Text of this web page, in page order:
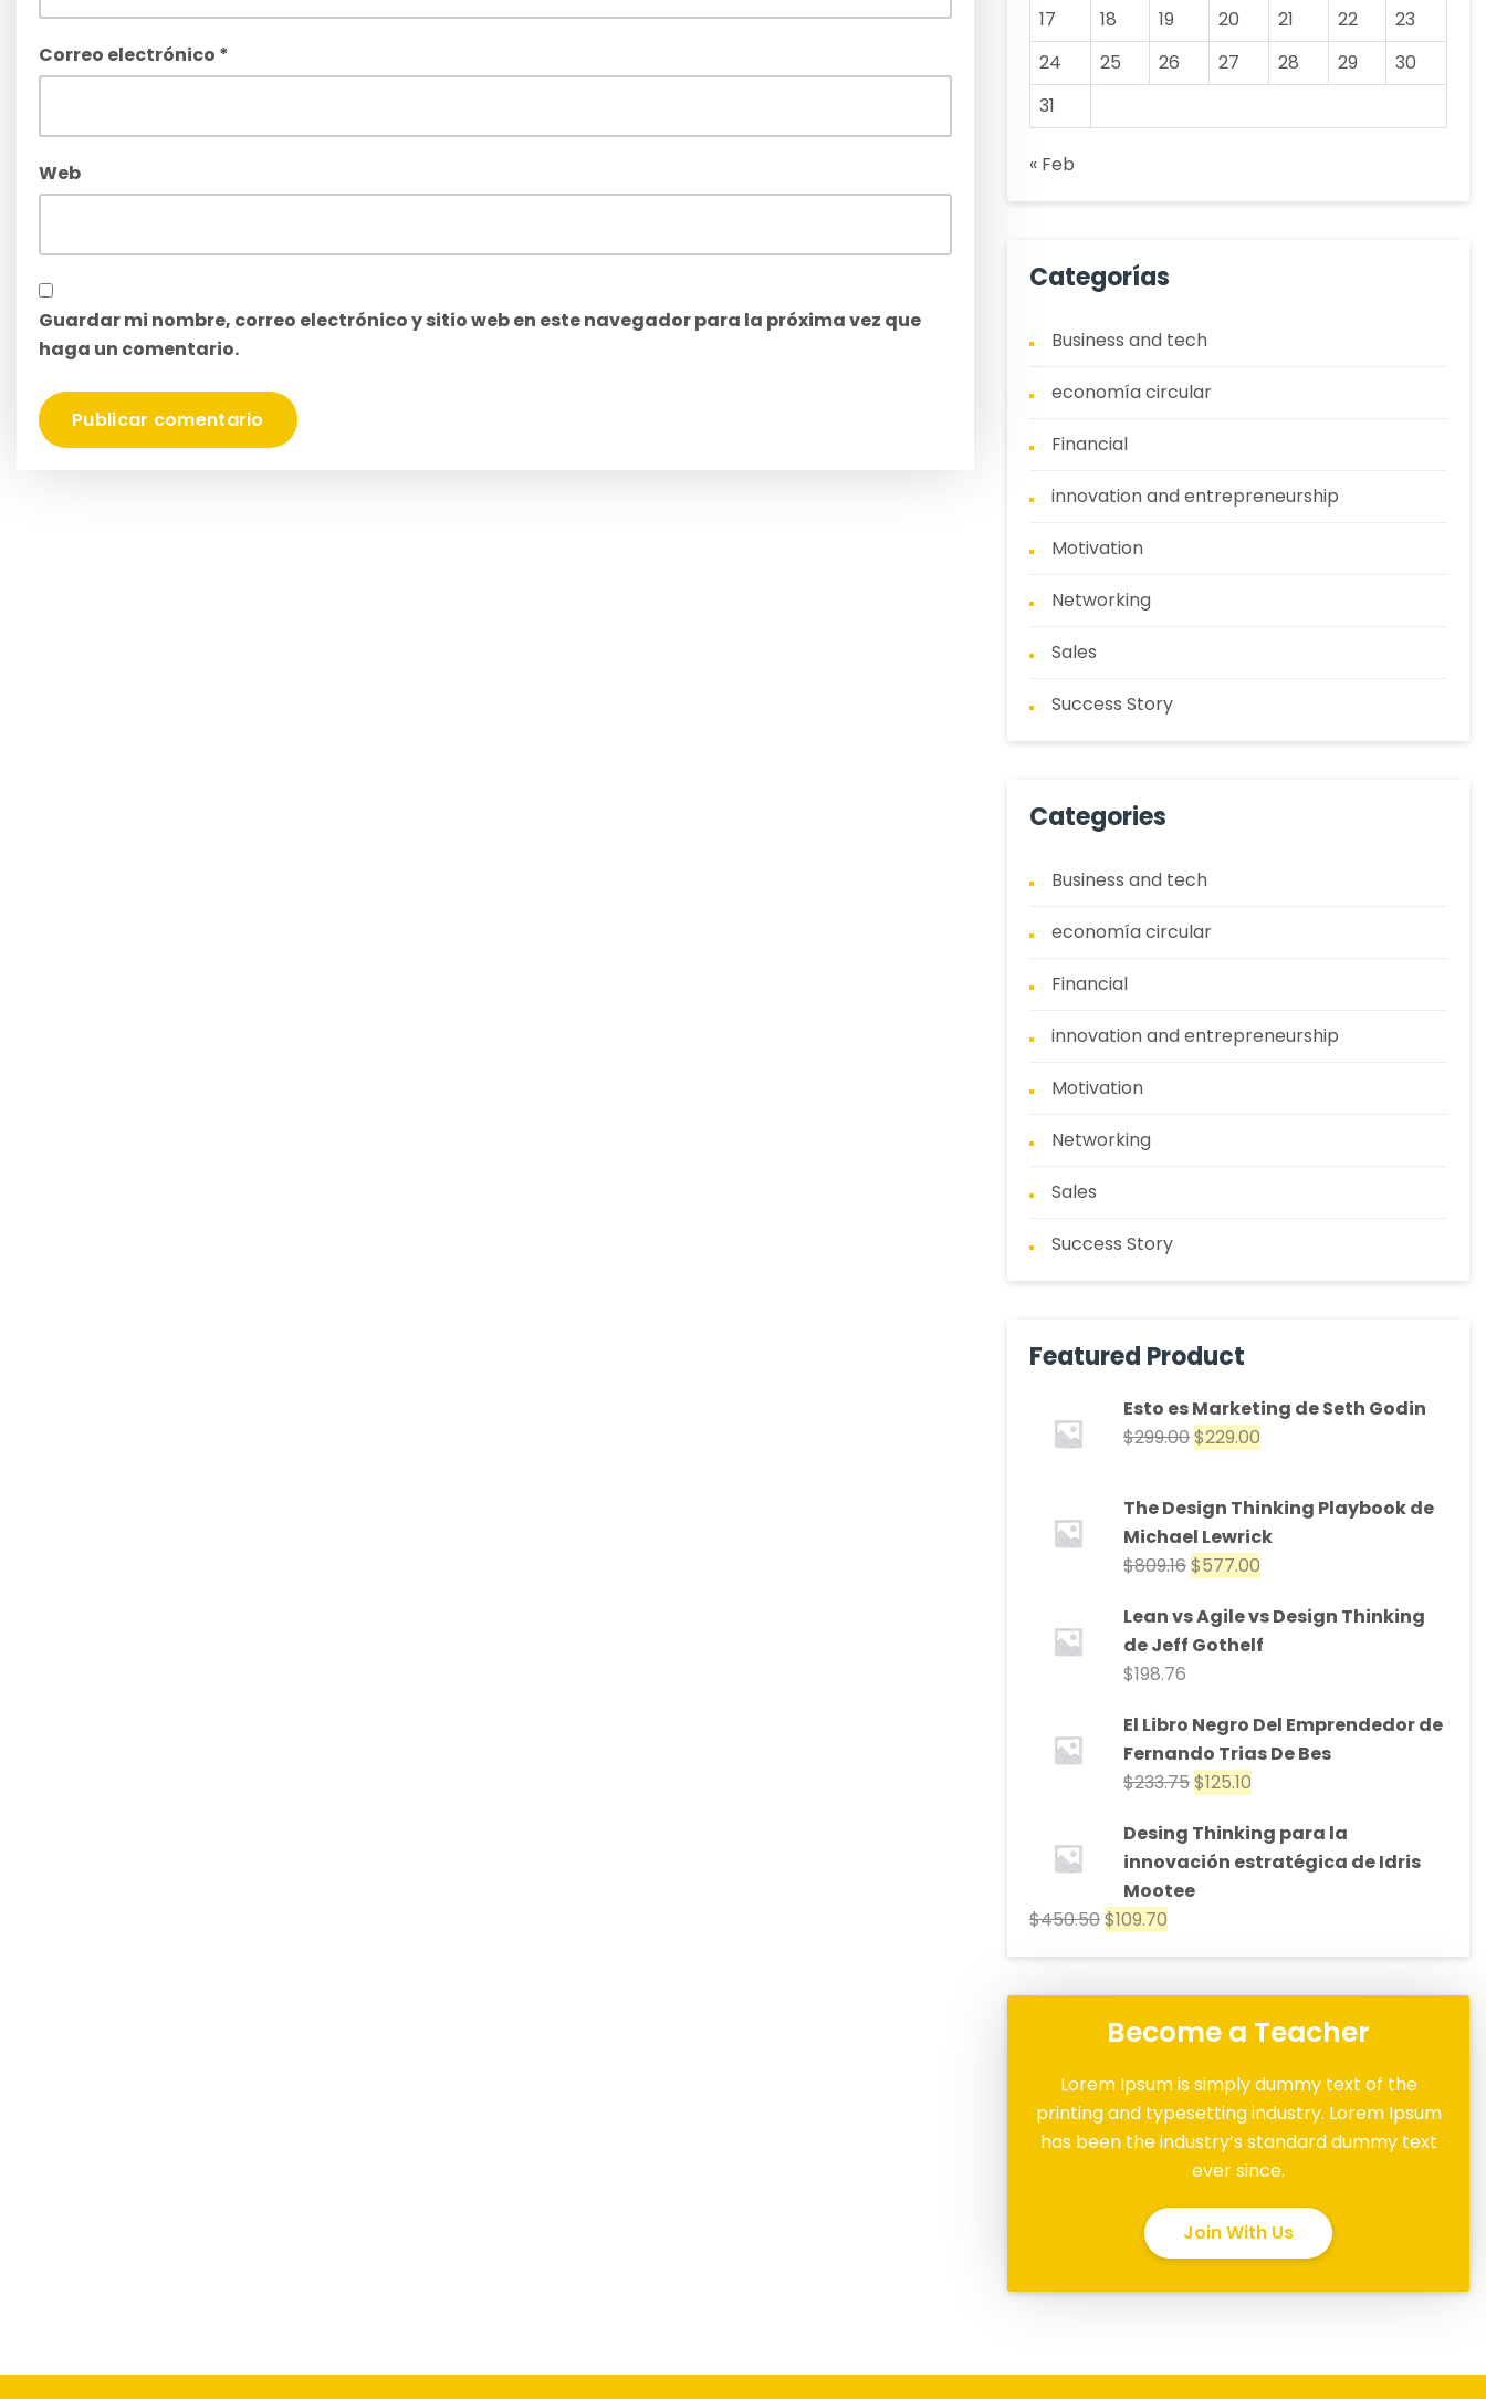
Correo electrónico *
Web
Guardar mi nombre, correo electrónico y sitio web en este navegador para la próxima vez que
haga un comentario.
17
18 19 20 21 22
23
24
25 26 27 28 29
30
31
« Feb
Categorías
Business and tech
economía circular
Financial
innovation and entrepreneurship
Motivation
Networking
Sales
Success Story
Categories
Business and tech
economía circular
Financial
innovation and entrepreneurship
Motivation
Networking
Sales
Success Story
Featured Product
Esto es Marketing de Seth Godin
$299.00$229.00
The Design Thinking Playbook de
Michael Lewrick
$809.16$577.00
Lean vs Agile vs Design Thinking
de Jeff Gothelf
$198.76
El Libro Negro Del Emprendedor de
Fernando Trias De Bes
$233.75$125.10
Desing Thinking para la
innovación estratégica de Idris
Mootee
$450.50$109.70
Become a Teacher
Lorem Ipsum is simply dummy text of the
printing and typesetting industry. Lorem Ipsum
has been the industry’s standard dummy text
ever since.
Join With Us